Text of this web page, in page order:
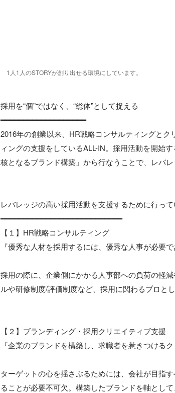
1人1人のSTORYが創り出せる環境にしています。
採用を“個”ではなく、“総体”として捉える
━━━━━━━━━━━━━━━━━━━
2016年の創業以来、HR戦略コンサルティングと
ィングの支援をしているALL-IN。採用活動を開始
核となるブランド構築」から行なうことで、レバ
レバレッジの高い採用活動を支援するために行って
━━━━━━━━━━━━━━━━━━━━━━━━━━━
【１】HR戦略コンサルティング
『優秀な人材を採用するには、優秀な人事が必要で
採用の際に、企業側にかかる人事部への負荷の軽
ルや研修制度/評価制度など、採用に関わるプロと
【２】ブランディング・採用クリエイティブ支援
『企業のブランドを構築し、求職者を惹きつける
ターゲットの心を揺さぶるためには、会社が目指
ることが必要不可欠。構築したブランドを軸とし